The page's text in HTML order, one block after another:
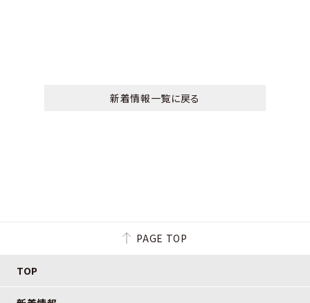
新着情報一覧に戻る
PAGE TOP
TOP